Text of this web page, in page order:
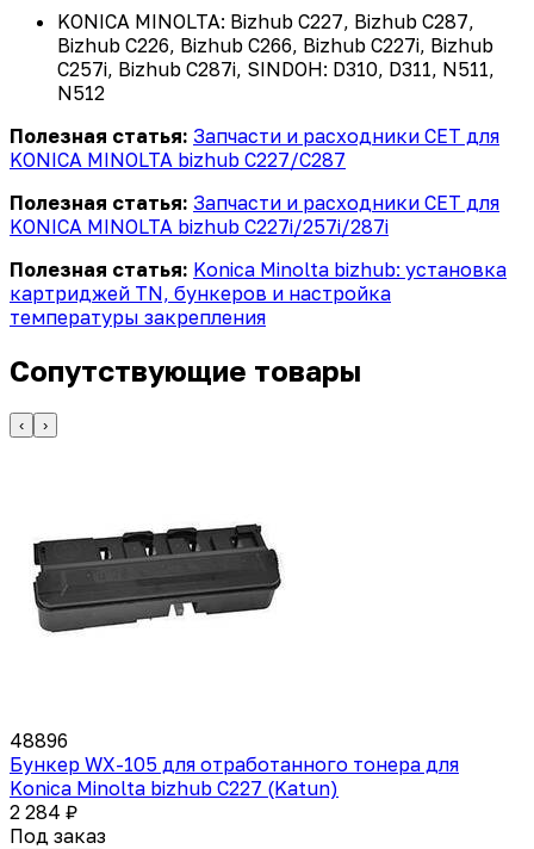
KONICA MINOLTA: Bizhub C227, Bizhub C287,
Bizhub C226, Bizhub C266, Bizhub C227i, Bizhub
C257i, Bizhub C287i, SINDOH: D310, D311, N511,
N512
Полезная статья: Запчасти и расходники CET для
KONICA MINOLTA bizhub C227/C287
Полезная статья: Запчасти и расходники CET для
KONICA MINOLTA bizhub C227i/257i/287i
Полезная статья: Konica Minolta bizhub: установка
картриджей TN, бункеров и настройка
температуры закрепления
Сопутствующие товары
‹ ›
48896
Бункер WX-105 для отработанного тонера для
Konica Minolta bizhub C227 (Katun)
2 284 ₽
Под заказ